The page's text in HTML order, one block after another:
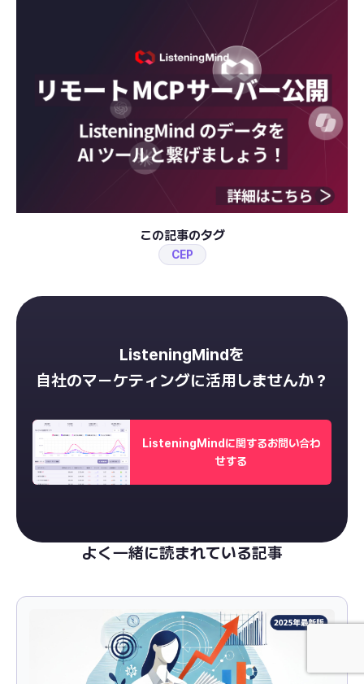
この記事のタグ
CEP
ListeningMindを
自社のマーケティングに活用しませんか？
ListeningMindに関するお問い合わ
せする
よく一緒に読まれている記事